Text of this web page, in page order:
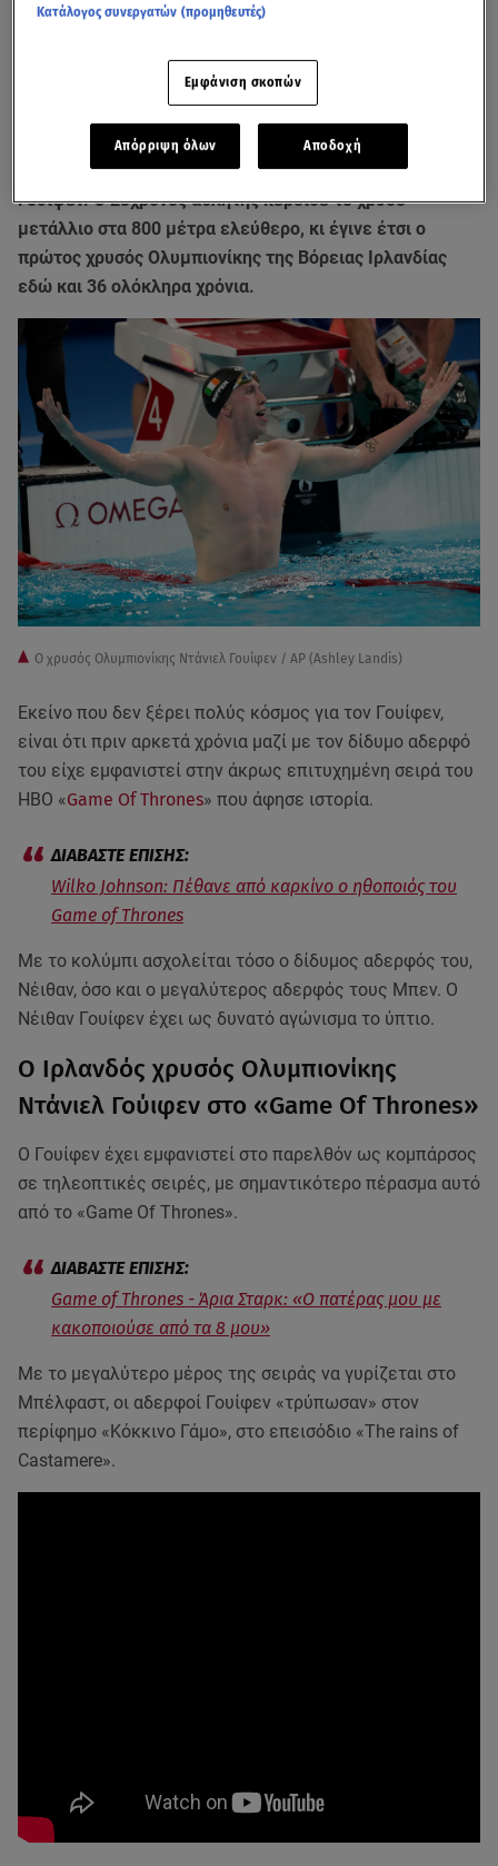
Μία απίστευτη επιτυχία σημείωσε το βράδυ της Τρίτης
30/7 στο Παρίσι ο Ιρλανδός κολυμβητής Ντάνιελ
Γουίφεν. Ο 23χρονος αθλητής κέρδισε το χρυσό
μετάλλιο στα 800 μέτρα ελεύθερο, κι έγινε έτσι ο
πρώτος χρυσός Ολυμπιονίκης της Βόρειας Ιρλανδίας
εδώ και 36 ολόκληρα χρόνια.
Ο χρυσός Ολυμπιονίκης Ντάνιελ Γουίφεν / AP (Ashley Landis)
Εκείνο που δεν ξέρει πολύς κόσμος για τον Γουίφεν,
είναι ότι πριν αρκετά χρόνια μαζί με τον δίδυμο αδερφό
του είχε εμφανιστεί στην άκρως επιτυχημένη σειρά του
ΗΒΟ «Game Of Thrones» που άφησε ιστορία.
Wilko Johnson: Πέθανε από καρκίνο ο ηθοποιός του
Game of Thrones
Με το κολύμπι ασχολείται τόσο ο δίδυμος αδερφός του,
Νέιθαν, όσο και ο μεγαλύτερος αδερφός τους Μπεν. Ο
Νέιθαν Γουίφεν έχει ως δυνατό αγώνισμα το ύπτιο.
Ο Ιρλανδός χρυσός Ολυμπιονίκης
Ντάνιελ Γούιφεν στο «Game Of Thrones»
Ο Γουίφεν έχει εμφανιστεί στο παρελθόν ως κομπάρσος
σε τηλεοπτικές σειρές, με σημαντικότερο πέρασμα αυτό
από το «Game Of Thrones».
Game of Thrones - Άρια Σταρκ: «Ο πατέρας μου με
κακοποιούσε από τα 8 μου»
Με το μεγαλύτερο μέρος της σειράς να γυρίζεται στο
Μπέλφαστ, οι αδερφοί Γουίφεν «τρύπωσαν» στον
περίφημο «Κόκκινο Γάμο», στο επεισόδιο «The rains of
Castamere».
Κατάλογος συνεργατών (προμηθευτές)
Εμφάνιση σκοπών
Απόρριψη όλων Αποδοχή